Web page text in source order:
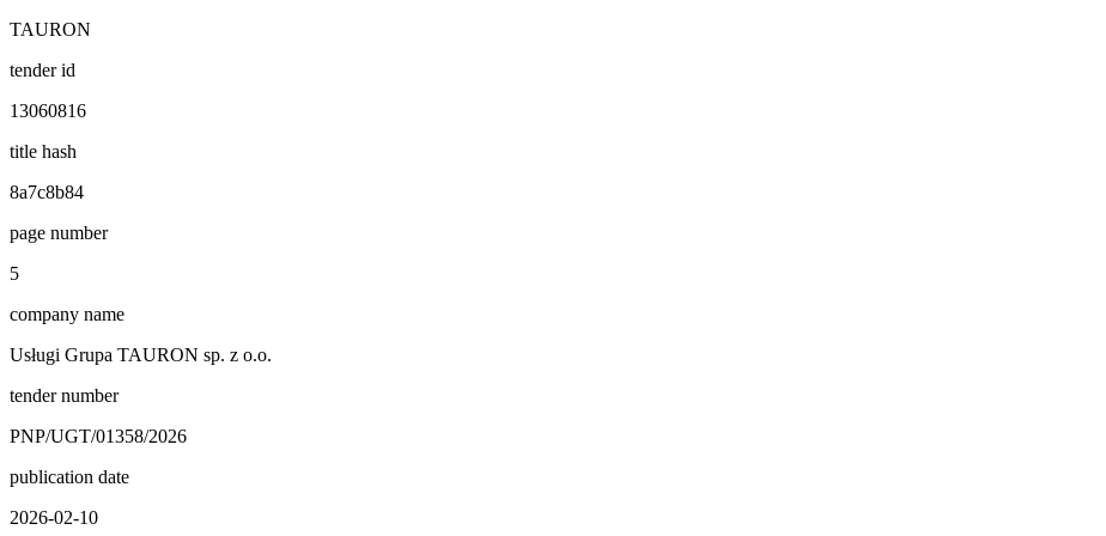
TAURON
tender id
13060816
title hash
8a7c8b84
page number
5
company name
Usługi Grupa TAURON sp. z o.o.
tender number
PNP/UGT/01358/2026
publication date
2026-02-10